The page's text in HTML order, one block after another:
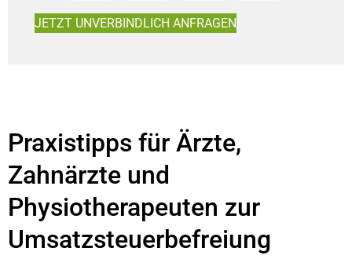
JETZT UNVERBINDLICH ANFRAGEN
Praxistipps für Ärzte,
Zahnärzte und
Physiotherapeuten zur
Umsatzsteuerbefreiung